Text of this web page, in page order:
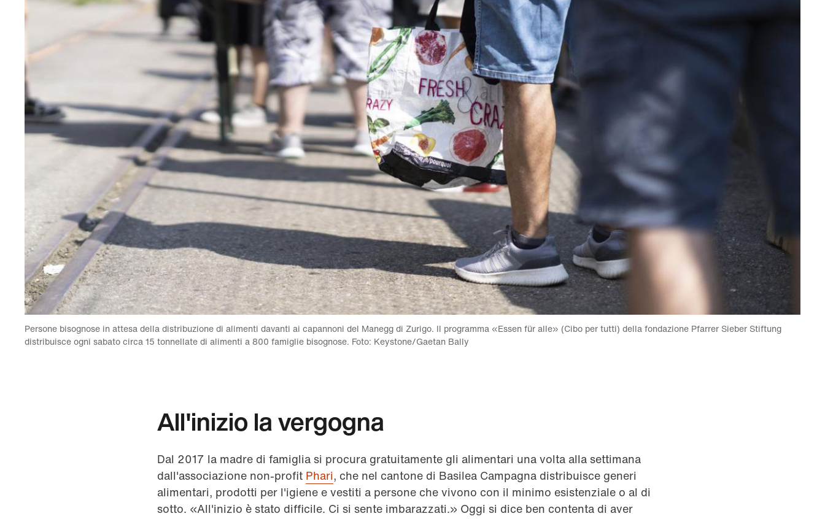
Persone bisognose in attesa della distribuzione di alimenti davanti ai capannoni del Manegg di Zurigo. Il programma «Essen für alle» (Cibo per tutti) della fondazione Pfarrer Sieber Stiftung
distribuisce ogni sabato circa 15 tonnellate di alimenti a 800 famiglie bisognose. Foto: Keystone/Gaetan Bally
All'inizio la vergogna
Dal 2017 la madre di famiglia si procura gratuitamente gli alimentari una volta alla settimana
dall'associazione non-profit Phari, che nel cantone di Basilea Campagna distribuisce generi
alimentari, prodotti per l'igiene e vestiti a persone che vivono con il minimo esistenziale o al di
sotto. «All'inizio è stato difficile. Ci si sente imbarazzati.» Oggi si dice ben contenta di aver